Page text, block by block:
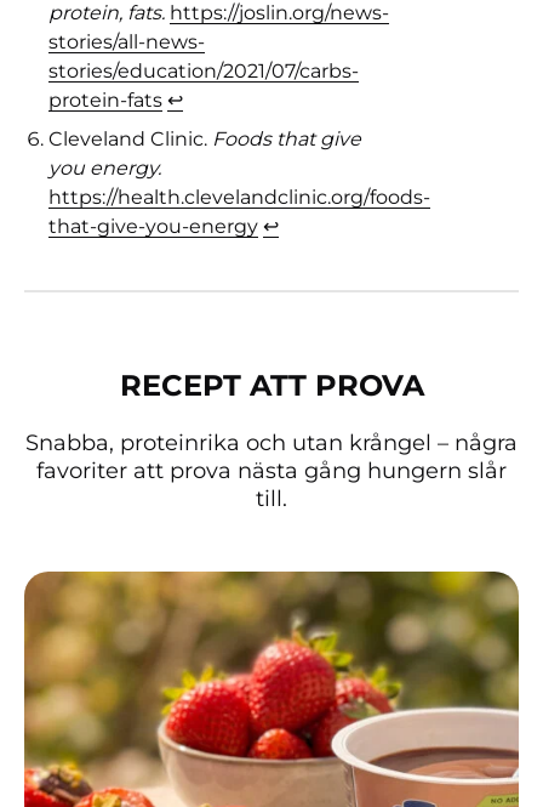
protein, fats. https://joslin.org/news-
stories/all-news-
stories/education/2021/07/carbs-
protein-fats ↩︎
Cleveland Clinic. Foods that give
you energy.
https://health.clevelandclinic.org/foods-
that-give-you-energy ↩︎
RECEPT ATT PROVA
Snabba, proteinrika och utan krångel – några
favoriter att prova nästa gång hungern slår
till.